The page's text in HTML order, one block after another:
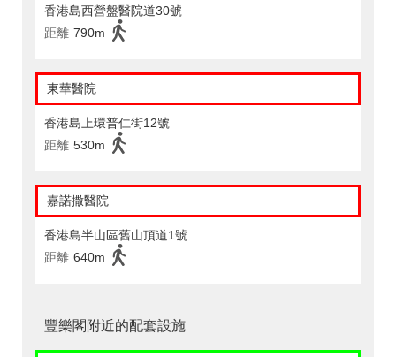
香港島西營盤醫院道30號
距離 790m
東華醫院
香港島上環普仁街12號
距離 530m
嘉諾撒醫院
香港島半山區舊山頂道1號
距離 640m
豐樂閣附近的配套設施